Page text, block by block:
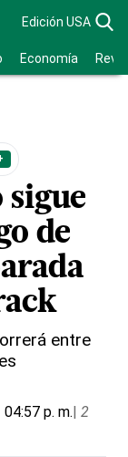
Edición USA
Economía
de
entre
p. m.| 2